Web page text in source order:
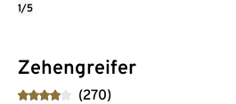
Zehengreifer
(270)
1/5